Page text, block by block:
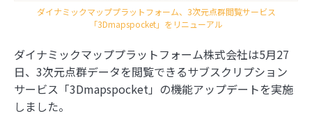
ダイナミックマッププラットフォーム、3次元点群閲覧サービス
「3Dmapspocket」をリニューアル
ダイナミックマッププラットフォーム株式会社は5月27
日、3次元点群データを閲覧できるサブスクリプション
サービス「3Dmapspocket」の機能アップデートを実施
しました。